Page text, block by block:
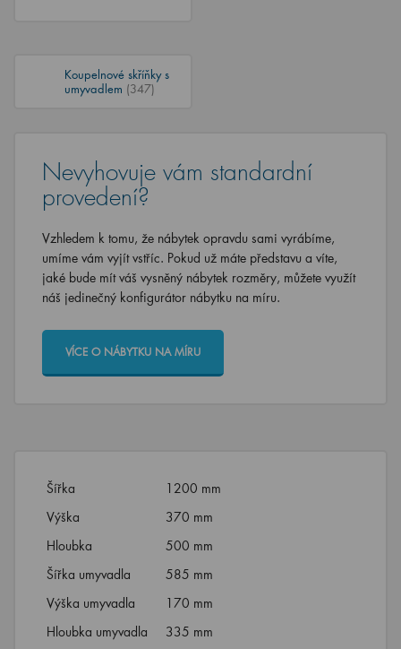
Koupelnové skříňky s
umyvadlem (347)
Nevyhovuje vám standardní
provedení?
Vzhledem k tomu, že nábytek opravdu sami vyrábíme,
umíme vám vyjít vstříc. Pokud už máte představu a víte,
jaké bude mít váš vysněný nábytek rozměry, můžete využít
náš jedinečný konfigurátor nábytku na míru.
VÍCE O NÁBYTKU NA MÍRU
Šířka
1200 mm
Výška
370 mm
Hloubka
500 mm
Šířka umyvadla
585 mm
Výška umyvadla
170 mm
Hloubka umyvadla
335 mm